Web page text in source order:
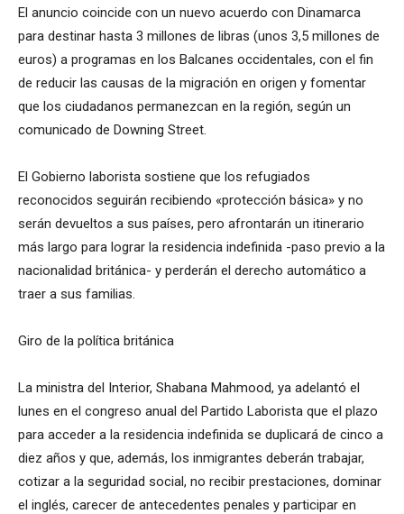
El anuncio coincide con un nuevo acuerdo con Dinamarca
para destinar hasta 3 millones de libras (unos 3,5 millones de
euros) a programas en los Balcanes occidentales, con el fin
de reducir las causas de la migración en origen y fomentar
que los ciudadanos permanezcan en la región, según un
comunicado de Downing Street.
El Gobierno laborista sostiene que los refugiados
reconocidos seguirán recibiendo «protección básica» y no
serán devueltos a sus países, pero afrontarán un itinerario
más largo para lograr la residencia indefinida -paso previo a la
nacionalidad británica- y perderán el derecho automático a
traer a sus familias.
Giro de la política británica
La ministra del Interior, Shabana Mahmood, ya adelantó el
lunes en el congreso anual del Partido Laborista que el plazo
para acceder a la residencia indefinida se duplicará de cinco a
diez años y que, además, los inmigrantes deberán trabajar,
cotizar a la seguridad social, no recibir prestaciones, dominar
el inglés, carecer de antecedentes penales y participar en